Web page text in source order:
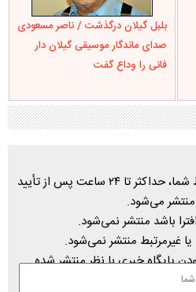
بلبل گیلان درگذشت / ناصر مسعودی
صدای ماندگار موسیقی گیلان دار
فانی را وداع گفت
* دیدگاه‌های ارسال شده توسط شما، حداکثر تا ۲۴ ساعت پس از تأیید
می‌شود.
باشد منتشر نمی‌شود.
غیرمرتبط منتشر نمی‌شود.
پایگاه خبری با نظر منتشر شده